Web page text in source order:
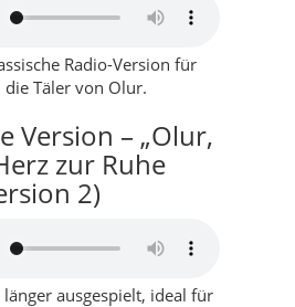
– „Olur,
zur Ruhe
2)
ausgespielt, ideal für
oder in der